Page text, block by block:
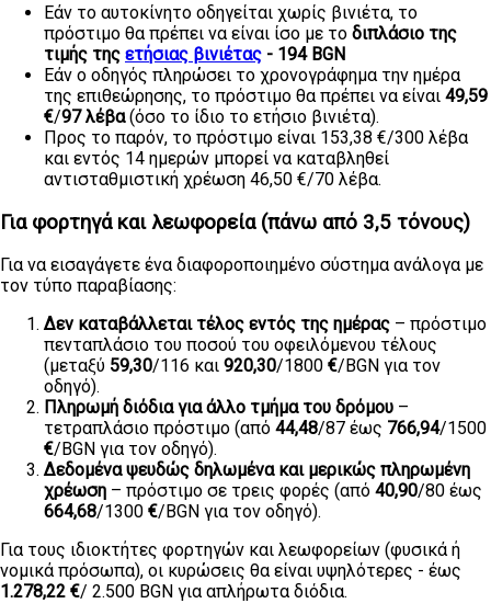
Εάν το αυτοκίνητο οδηγείται χωρίς βινιέτα, το
πρόστιμο θα πρέπει να είναι ίσο με το διπλάσιο της
τιμής της ετήσιας βινιέτας - 194 BGN
Εάν ο οδηγός πληρώσει το χρονογράφημα την ημέρα
της επιθεώρησης, το πρόστιμο θα πρέπει να είναι 49,59
€/97 λέβα(όσο το ίδιο το ετήσιο βινιέτα).
Προς το παρόν, το πρόστιμο είναι 153,38 €/300 λέβα
και εντός 14 ημερών μπορεί να καταβληθεί
αντισταθμιστική χρέωση 46,50 €/70 λέβα.
Για φορτηγά και λεωφορεία (πάνω από 3,5 τόνους)
Για να εισαγάγετε ένα διαφοροποιημένο σύστημα ανάλογα με
τον τύπο παραβίασης:
Δεν καταβάλλεται τέλος εντός της ημέρας – πρόστιμο
πενταπλάσιο του ποσού του οφειλόμενου τέλους
(μεταξύ 59,30/116 και 920,30/1800 €/BGN για τον
οδηγό).
Πληρωμή διόδια για άλλο τμήμα του δρόμου –
τετραπλάσιο πρόστιμο (από 44,48/87 έως 766,94/1500
€/BGN για τον οδηγό).
Δεδομένα ψευδώς δηλωμένα και μερικώς πληρωμένη
χρέωση – πρόστιμο σε τρεις φορές (από 40,90/80 έως
664,68/1300 €/BGN για τον οδηγό).
Για τους ιδιοκτήτες φορτηγών και λεωφορείων (φυσικά ή
νομικά πρόσωπα), οι κυρώσεις θα είναι υψηλότερες - έως
1.278,22 €/ 2.500 BGN για απλήρωτα διόδια.